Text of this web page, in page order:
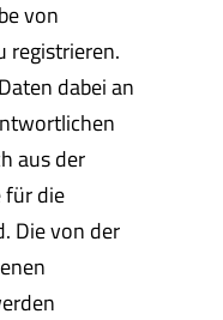
von
registrieren.
dabei an
aus der
für die
Die von der